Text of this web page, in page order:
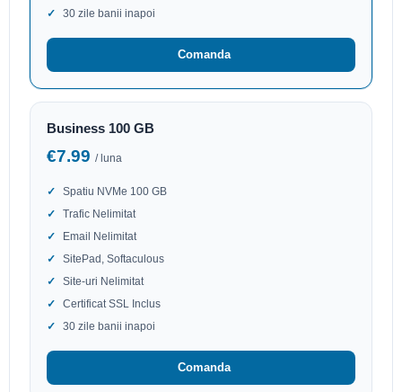
30 zile banii inapoi
Comanda
Business 100 GB
€7.99 / luna
Spatiu NVMe 100 GB
Trafic Nelimitat
Email Nelimitat
SitePad, Softaculous
Site-uri Nelimitat
Certificat SSL Inclus
30 zile banii inapoi
Comanda